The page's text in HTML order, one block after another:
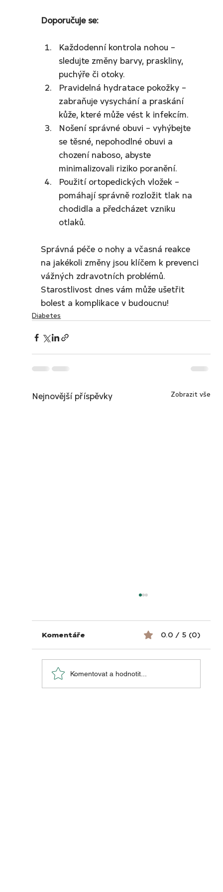
Doporučuje se:
Každodenní kontrola nohou –
sledujte změny barvy, praskliny,
puchýře či otoky.
Pravidelná hydratace pokožky –
zabraňuje vysychání a praskání
kůže, které může vést k infekcím.
Nošení správné obuvi – vyhýbejte
se těsné, nepohodlné obuvi a
chození naboso, abyste
minimalizovali riziko poranění.
Použití ortopedických vložek –
pomáhají správně rozložit tlak na
chodidla a předcházet vzniku
otlaků.
Správná péče o nohy a včasná reakce
na jakékoli změny jsou klíčem k prevenci
vážných zdravotních problémů.
Starostlivost dnes vám může ušetřit
bolest a komplikace v budoucnu!
Diabetes
Nejnovější příspěvky Zobrazit vše
Komentáře 0.0 / 5 (0)
Komentovat a hodnotit...